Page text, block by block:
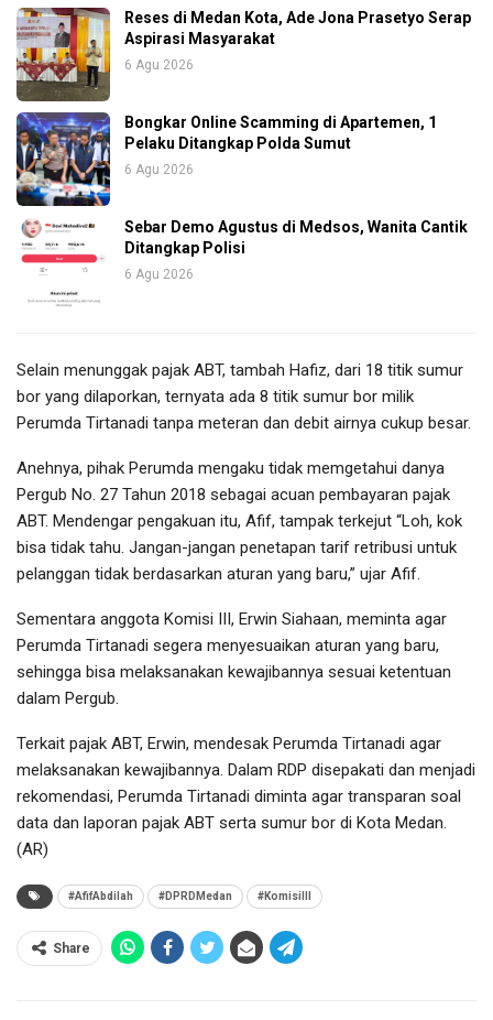
Reses di Medan Kota, Ade Jona Prasetyo Serap
Aspirasi Masyarakat
6 Agu 2026
Bongkar Online Scamming di Apartemen, 1
Pelaku Ditangkap Polda Sumut
6 Agu 2026
Sebar Demo Agustus di Medsos, Wanita Cantik
Ditangkap Polisi
6 Agu 2026
Selain menunggak pajak ABT, tambah Hafiz, dari 18 titik sumur
bor yang dilaporkan, ternyata ada 8 titik sumur bor milik
Perumda Tirtanadi tanpa meteran dan debit airnya cukup besar.
Anehnya, pihak Perumda mengaku tidak memgetahui danya
Pergub No. 27 Tahun 2018 sebagai acuan pembayaran pajak
ABT. Mendengar pengakuan itu, Afif, tampak terkejut “Loh, kok
bisa tidak tahu. Jangan-jangan penetapan tarif retribusi untuk
pelanggan tidak berdasarkan aturan yang baru,” ujar Afif.
Sementara anggota Komisi III, Erwin Siahaan, meminta agar
Perumda Tirtanadi segera menyesuaikan aturan yang baru,
sehingga bisa melaksanakan kewajibannya sesuai ketentuan
dalam Pergub.
Terkait pajak ABT, Erwin, mendesak Perumda Tirtanadi agar
melaksanakan kewajibannya. Dalam RDP disepakati dan menjadi
rekomendasi, Perumda Tirtanadi diminta agar transparan soal
data dan laporan pajak ABT serta sumur bor di Kota Medan.
(AR)
#AfifAbdilah #DPRDMedan #KomisiIII
Share